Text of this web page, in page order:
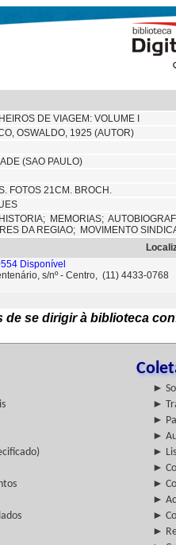
DE VIAGEM: VOLUME I
OSWALDO, 1925 (AUTOR)
(SAO PAULO)
FOTOS 21CM. BROCH.
HISTORIA; MEMORIAS;
DA REGIAO; MOVIMENTO
Disponível
s/nº - Centro, (11) 4433-0768
de se dirigir à biblioteca
►
►
►
►
►
►
►
►
►
►